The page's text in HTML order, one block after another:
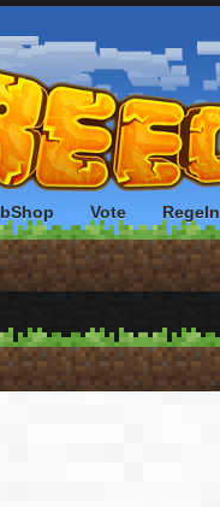
Vote Regeln